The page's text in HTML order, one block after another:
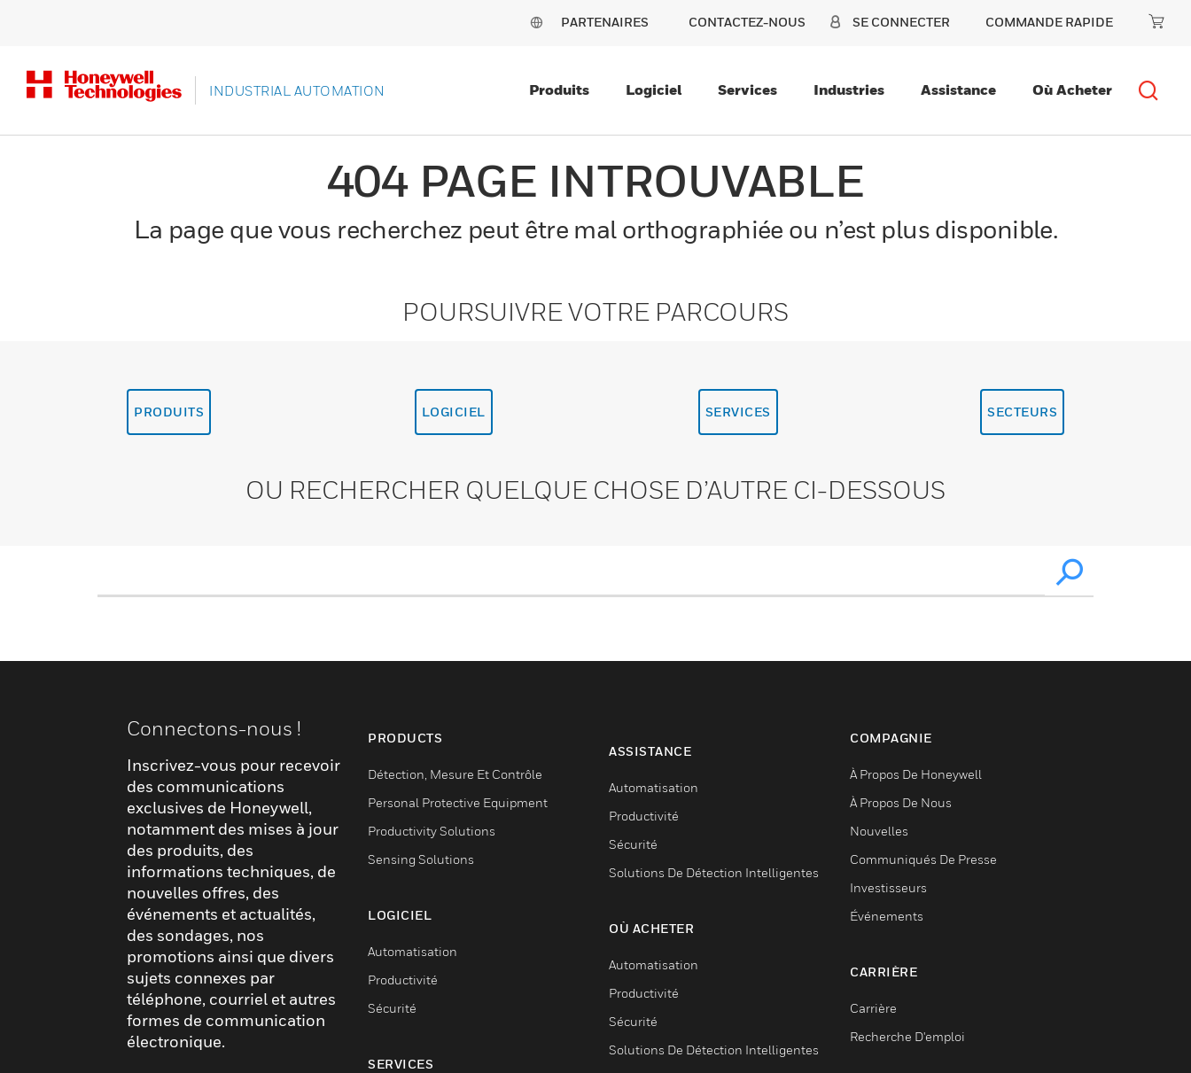
PARTENAIRES CONTACTEZ-NOUS SE CONNECTER COMMANDE RAPIDE
INDUSTRIAL AUTOMATION Produits Logiciel Services Industries Assistance Où Acheter
404 PAGE INTROUVABLE
La page que vous recherchez peut être mal orthographiée ou n’est plus disponible.
POURSUIVRE VOTRE PARCOURS
PRODUITS LOGICIEL SERVICES SECTEURS
OU RECHERCHER QUELQUE CHOSE D’AUTRE CI-DESSOUS
Connectons-nous !
Inscrivez-vous pour recevoir
des communications
exclusives de Honeywell,
notamment des mises à jour
des produits, des
informations techniques, de
nouvelles offres, des
événements et actualités,
des sondages, nos
promotions ainsi que divers
sujets connexes par
téléphone, courriel et autres
formes de communication
électronique.
PRODUCTS
Détection, Mesure Et Contrôle
Personal Protective Equipment
Productivity Solutions
Sensing Solutions
LOGICIEL
Automatisation
Productivité
Sécurité
SERVICES
ASSISTANCE
Automatisation
Productivité
Sécurité
Solutions De Détection Intelligentes
OÙ ACHETER
Automatisation
Productivité
Sécurité
Solutions De Détection Intelligentes
COMPAGNIE
À Propos De Honeywell
À Propos De Nous
Nouvelles
Communiqués De Presse
Investisseurs
Événements
CARRIÈRE
Carrière
Recherche D'emploi